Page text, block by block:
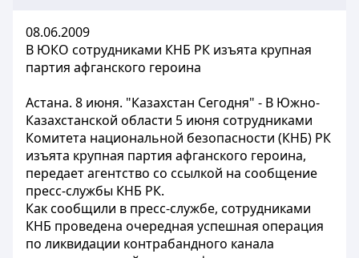
08.06.2009
В ЮКО сотрудниками КНБ РК изъята крупная
партия афганского героина
Астана. 8 июня. "Казахстан Сегодня" - В Южно-
Казахстанской области 5 июня сотрудниками
Комитета национальной безопасности (КНБ) РК
изъята крупная партия афганского героина,
передает агентство со ссылкой на сообщение
пресс-службы КНБ РК.
Как сообщили в пресс-службе, сотрудниками
КНБ проведена очередная успешная операция
по ликвидации контрабандного канала